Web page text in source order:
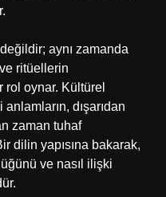
aynı zamanda
ritüellerin
oynar. Kültürel
dışarıdan
zaman tuhaf
dilin yapısına bakarak,
ve nasıl ilişki